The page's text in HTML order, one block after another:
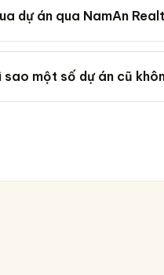
dự án qua NamAn
sao một số dự án cũ